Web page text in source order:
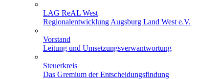
LAG ReAL West
Regionalentwicklung Augsburg Land West e.V.
Vorstand
Leitung und Umsetzungsverwantwortung
Steuerkreis
Das Gremium der Entscheidungsfindung